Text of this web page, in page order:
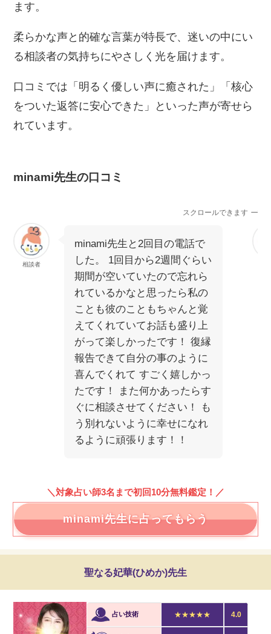
ます。
柔らかな声と的確な言葉が特長で、迷いの中にい
る相談者の気持ちにやさしく光を届けます。
口コミでは「明るく優しい声に癒された」「核心
をついた返答に安心できた」といった声が寄せら
れています。
minami先生の口コミ
スクロールできます
相談者
minami先生と2回目の電話で
した。 1回目から2週間ぐらい
期間が空いていたので忘れら
れているかなと思ったら私の
ことも彼のこともちゃんと覚
えてくれていてお話も盛り上
がって楽しかったです！ 復縁
報告できて自分の事のように
喜んでくれて すごく嬉しかっ
たです！ また何かあったらす
ぐに相談させてください！ も
う別れないように幸せになれ
るように頑張ります！！
＼対象占い師3名まで初回10分無料鑑定！／
minami先生に占ってもらう
聖なる妃華(ひめか)先生
占い技術 ★★★★★ 4.0